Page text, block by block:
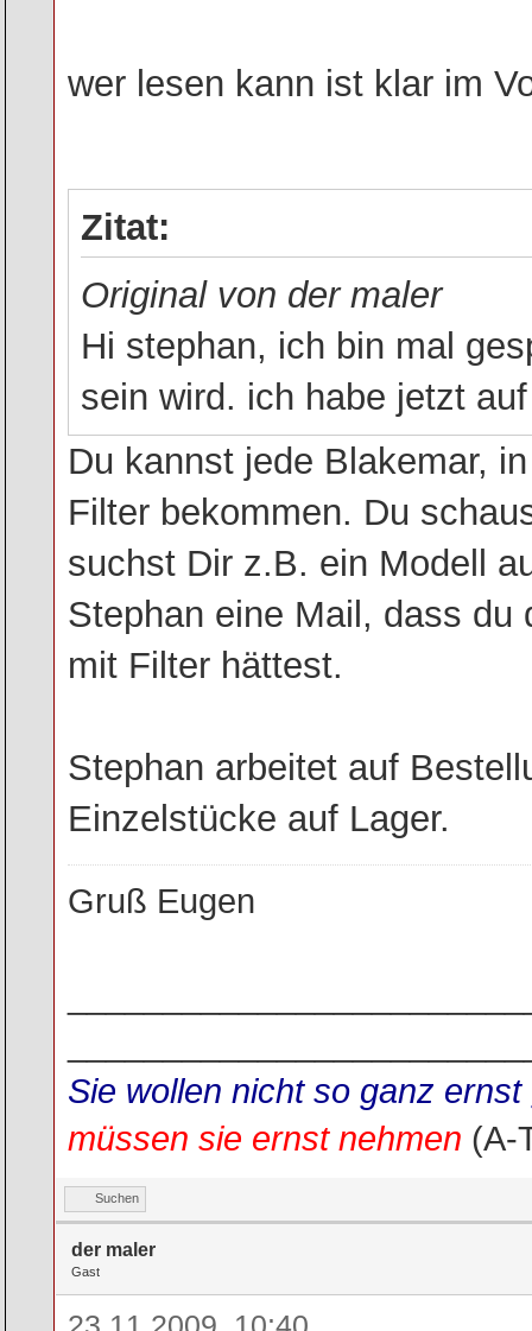
wer lesen kann ist klar im
Zitat:
Original von der maler
Hi stephan, ich bin mal
sein wird. ich habe jetzt
Du kannst jede Blakemar,
Filter bekommen. Du
suchst Dir z.B. ein Modell
Stephan eine Mail, dass du
mit Filter hättest.
Stephan arbeitet auf
Einzelstücke auf Lager.
Gruß Eugen
Sie wollen nicht so ganz
müssen sie ernst nehmen (A-
Suchen
der maler
Gast